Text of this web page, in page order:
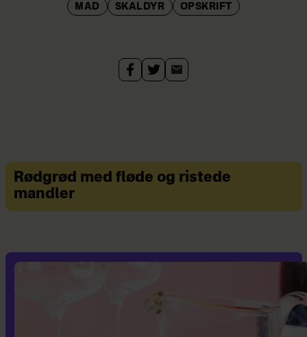
MAD SKALDYR OPSKRIFT
Rødgrød med fløde og ristede
mandler